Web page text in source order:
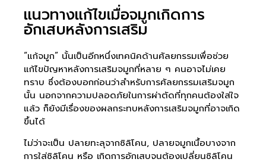
แนวทางแก้ไขเมื่อจมูกเกิดการ
อักเสบหลังการเสริม
“แก้จมูก” นั้นเป็นอีกหนึ่งเทคนิคด้านศัลยกรรมเพื่อช่วย
แก้ไขปัญหาหลังการเสริมจมูกที่หลาย ๆ คนอาจไม่เคย
ทราบ ซึ่งต้องบอกก่อนว่าสำหรับการศัลยกรรมเสริมจมูก
นั้น นอกจากความปลอดภัยในการผ่าตัดที่ทุกคนต้องใส่ใจ
แล้ว ก็ยังมีเรื่องของผลกระทบหลังการเสริมจมูกที่อาจเกิด
ขึ้นได้
ไม่ว่าจะเป็น ปลายทะลุจากซิลิโคน, ปลายจมูกเนื้อบางจาก
การใส่ซิลิโคน หรือ เกิดการอักเสบจนต้องเปลี่ยนซิลิโคน